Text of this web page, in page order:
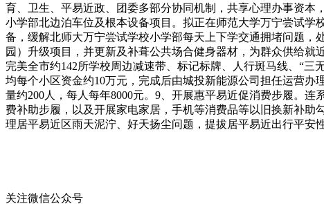
育、卫生、平易近政、团委多部分协同机制，共享心理办事资
小学部北边泊车位及根本设备项目。拟正在师范大学万宁尝试
备，缓解北师大万宁尝试学校小学部每天上下学交通拥堵问题
园）升级项目，并更新及补葺公共场合健身器材，为群众供给就
完美全市约142所学校周边减速带、标记标牌、人行斑马线、“
均每个小区资金约10万元，完成后由城投新能源公司担任运营
量约200人，每人每年8000元。9、开展惠平易近促消费步履。
费补助步履，以及开展家电家居，手机等消费品等以旧换新补
理居平易近区雨天泥泞、好天扬尘问题，提拔居平易近出行平安
关注微信公众号